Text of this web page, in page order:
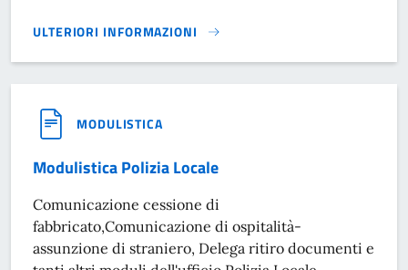
ULTERIORI INFORMAZIONI
PRIVACY POLIZIA LOCALE}
MODULISTICA
Modulistica Polizia Locale
Comunicazione cessione di
fabbricato,Comunicazione di ospitalità-
assunzione di straniero, Delega ritiro documenti e